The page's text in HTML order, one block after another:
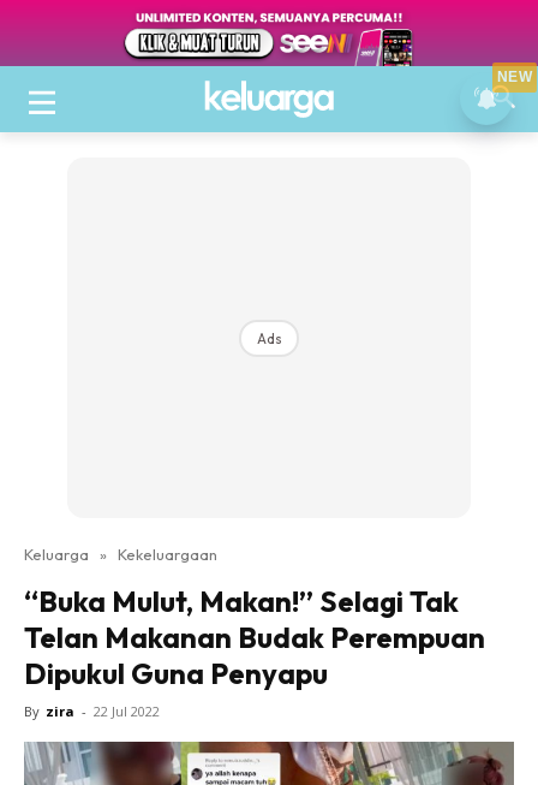
Ads
Keluarga » Kekeluargaan
“Buka Mulut, Makan!” Selagi Tak
Telan Makanan Budak Perempuan
Dipukul Guna Penyapu
By zira - 22 Jul 2022
NEW